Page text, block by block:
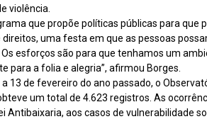
violência.
que propõe políticas públicas para que
uma festa em que as pessoas
esforços são para que tenhamos um
para a folia e alegria”, afirmou Borges.
13 de fevereiro do ano passado, o
um total de 4.623 registros. As
Antibaixaria, aos casos de vulnerabilidade